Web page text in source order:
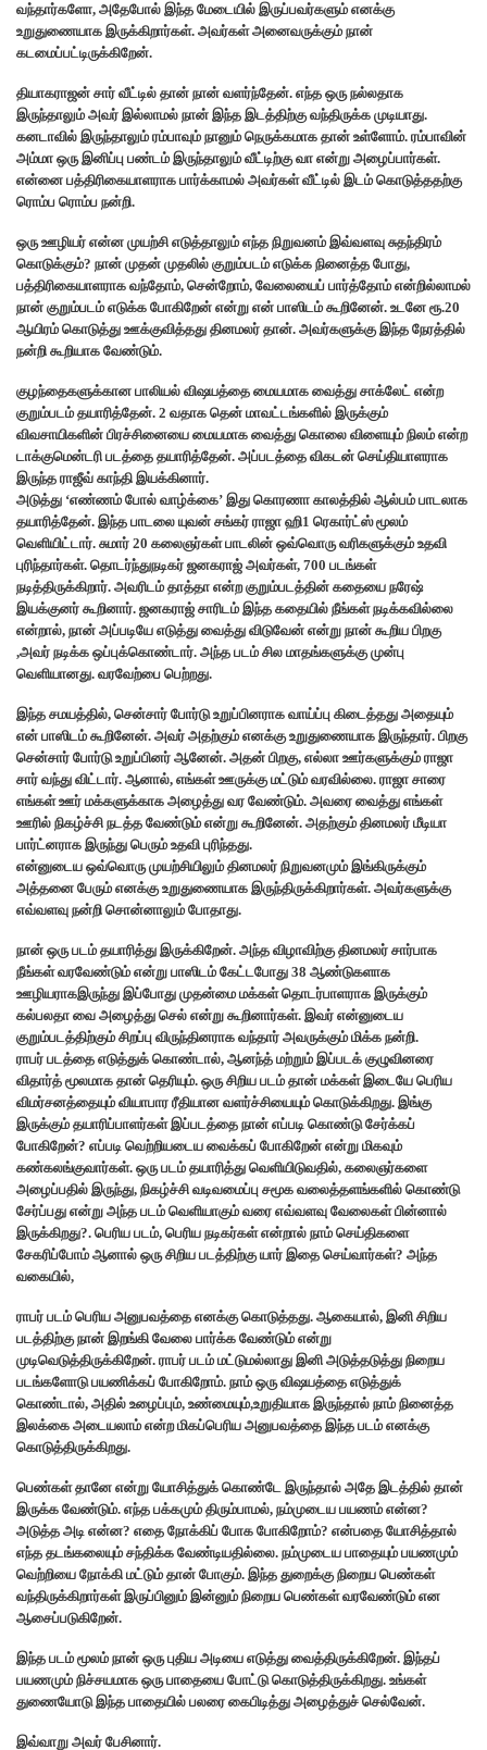
வந்தார்களோ, அதேபோல் இந்த மேடையில் இருப்பவர்களும் எனக்கு
உறுதுணையாக இருக்கிறார்கள். அவர்கள் அனைவருக்கும் நான்
கடமைப்பட்டிருக்கிறேன்.
தியாகராஜன் சார் வீட்டில் தான் நான் வளர்ந்தேன். எந்த ஒரு நல்லதாக
இருந்தாலும் அவர் இல்லாமல் நான் இந்த இடத்திற்கு வந்திருக்க முடியாது.
கனடாவில் இருந்தாலும் ரம்பாவும் நானும் நெருக்கமாக தான் உள்ளோம். ரம்பாவின்
அம்மா ஒரு இனிப்பு பண்டம் இருந்தாலும் வீட்டிற்கு வா என்று அழைப்பார்கள்.
என்னை பத்திரிகையாளராக பார்க்காமல் அவர்கள் வீட்டில் இடம் கொடுத்ததற்கு
ரொம்ப ரொம்ப நன்றி.
ஒரு ஊழியர் என்ன முயற்சி எடுத்தாலும் எந்த நிறுவனம் இவ்வளவு சுதந்திரம்
கொடுக்கும்? நான் முதன் முதலில் குறும்படம் எடுக்க நினைத்த போது,
பத்திரிகையாளராக வந்தோம், சென்றோம், வேலையைப் பார்த்தோம் என்றில்லாமல்
நான் குறும்படம் எடுக்க போகிறேன் என்று என் பாஸிடம் கூறினேன். உடனே ரூ.20
ஆயிரம் கொடுத்து ஊக்குவித்தது தினமலர் தான். அவர்களுக்கு இந்த நேரத்தில்
நன்றி கூறியாக வேண்டும்.
குழந்தைகளுக்கான பாலியல் விஷயத்தை மையமாக வைத்து சாக்லேட் என்ற
குறும்படம் தயாரித்தேன். 2 வதாக தென் மாவட்டங்களில் இருக்கும்
விவசாயிகளின் பிரச்சினையை மையமாக வைத்து கொலை விளையும் நிலம் என்ற
டாக்குமென்டரி படத்தை தயாரித்தேன். அப்படத்தை விகடன் செய்தியாளராக
இருந்த ராஜீவ் காந்தி இயக்கினார்.
அடுத்து ‘எண்ணம் போல் வாழ்க்கை’ இது கொரணா காலத்தில் ஆல்பம் பாடலாக
தயாரித்தேன். இந்த பாடலை யுவன் சங்கர் ராஜா ஹி1 ரெகார்ட்ஸ் மூலம்
வெளியிட்டார். சுமார் 20 கலைஞர்கள் பாடலின் ஒவ்வொரு வரிகளுக்கும் உதவி
புரிந்தார்கள். தொடர்ந்துநடிகர் ஜனகராஜ் அவர்கள், 700 படங்கள்
நடித்திருக்கிறார். அவரிடம் தாத்தா என்ற குறும்படத்தின் கதையை நரேஷ்
இயக்குனர் கூறினார். ஜனகராஜ் சாரிடம் இந்த கதையில் நீங்கள் நடிக்கவில்லை
என்றால், நான் அப்படியே எடுத்து வைத்து விடுவேன் என்று நான் கூறிய பிறகு
,அவர் நடிக்க ஒப்புக்கொண்டார். அந்த படம் சில மாதங்களுக்கு முன்பு
வெளியானது. வரவேற்பை பெற்றது.
இந்த சமயத்தில், சென்சார் போர்டு உறுப்பினராக வாய்ப்பு கிடைத்தது அதையும்
என் பாஸிடம் கூறினேன். அவர் அதற்கும் எனக்கு உறுதுணையாக இருந்தார். பிறகு
சென்சார் போர்டு உறுப்பினர் ஆனேன். அதன் பிறகு, எல்லா ஊர்களுக்கும் ராஜா
சார் வந்து விட்டார். ஆனால், எங்கள் ஊருக்கு மட்டும் வரவில்லை. ராஜா சாரை
எங்கள் ஊர் மக்களுக்காக அழைத்து வர வேண்டும். அவரை வைத்து எங்கள்
ஊரில் நிகழ்ச்சி நடத்த வேண்டும் என்று கூறினேன். அதற்கும் தினமலர் மீடியா
பார்ட்னராக இருந்து பெரும் உதவி புரிந்தது.
என்னுடைய ஒவ்வொரு முயற்சியிலும் தினமலர் நிறுவனமும் இங்கிருக்கும்
அத்தனை பேரும் எனக்கு உறுதுணையாக இருந்திருக்கிறார்கள். அவர்களுக்கு
எவ்வளவு நன்றி சொன்னாலும் போதாது.
நான் ஒரு படம் தயாரித்து இருக்கிறேன். அந்த விழாவிற்கு தினமலர் சார்பாக
நீங்கள் வரவேண்டும் என்று பாஸிடம் கேட்டபோது 38 ஆண்டுகளாக
ஊழியராகஇருந்து இப்போது முதன்மை மக்கள் தொடர்பாளராக இருக்கும்
கல்பலதா வை அழைத்து செல் என்று கூறினார்கள். இவர் என்னுடைய
குறும்படத்திற்கும் சிறப்பு விருந்தினராக வந்தார் அவருக்கும் மிக்க நன்றி.
ராபர் படத்தை எடுத்துக் கொண்டால், ஆனந்த் மற்றும் இப்படக் குழுவினரை
விதார்த் மூலமாக தான் தெரியும். ஒரு சிறிய படம் தான் மக்கள் இடையே பெரிய
விமர்சனத்தையும் வியாபார ரீதியான வளர்ச்சியையும் கொடுக்கிறது. இங்கு
இருக்கும் தயாரிப்பாளர்கள் இப்படத்தை நான் எப்படி கொண்டு சேர்க்கப்
போகிறேன்? எப்படி வெற்றியடைய வைக்கப் போகிறேன் என்று மிகவும்
கண்கலங்குவார்கள். ஒரு படம் தயாரித்து வெளியிடுவதில், கலைஞர்களை
அழைப்பதில் இருந்து, நிகழ்ச்சி வடிவமைப்பு சமூக வலைத்தளங்களில் கொண்டு
சேர்ப்பது என்று அந்த படம் வெளியாகும் வரை எவ்வளவு வேலைகள் பின்னால்
இருக்கிறது?. பெரிய படம், பெரிய நடிகர்கள் என்றால் நாம் செய்திகளை
சேகரிப்போம் ஆனால் ஒரு சிறிய படத்திற்கு யார் இதை செய்வார்கள்? அந்த
வகையில்,
ராபர் படம் பெரிய அனுபவத்தை எனக்கு கொடுத்தது. ஆகையால், இனி சிறிய
படத்திற்கு நான் இறங்கி வேலை பார்க்க வேண்டும் என்று
முடிவெடுத்திருக்கிறேன். ராபர் படம் மட்டுமல்லாது இனி அடுத்தடுத்து நிறைய
படங்களோடு பயணிக்கப் போகிறோம். நாம் ஒரு விஷயத்தை எடுத்துக்
கொண்டால், அதில் உழைப்பும், உண்மையும்,உறுதியாக இருந்தால் நாம் நினைத்த
இலக்கை அடையலாம் என்ற மிகப்பெரிய அனுபவத்தை இந்த படம் எனக்கு
கொடுத்திருக்கிறது.
பெண்கள் தானே என்று யோசித்துக் கொண்டே இருந்தால் அதே இடத்தில் தான்
இருக்க வேண்டும். எந்த பக்கமும் திரும்பாமல், நம்முடைய பயணம் என்ன?
அடுத்த அடி என்ன? எதை நோக்கிப் போக போகிறோம்? என்பதை யோசித்தால்
எந்த தடங்கலையும் சந்திக்க வேண்டியதில்லை. நம்முடைய பாதையும் பயணமும்
வெற்றியை நோக்கி மட்டும் தான் போகும். இந்த துறைக்கு நிறைய பெண்கள்
வந்திருக்கிறார்கள் இருப்பினும் இன்னும் நிறைய பெண்கள் வரவேண்டும் என
ஆசைப்படுகிறேன்.
இந்த படம் மூலம் நான் ஒரு புதிய அடியை எடுத்து வைத்திருக்கிறேன். இந்தப்
பயணமும் நிச்சயமாக ஒரு பாதையை போட்டு கொடுத்திருக்கிறது. உங்கள்
துணையோடு இந்த பாதையில் பலரை கைபிடித்து அழைத்துச் செல்வேன்.
இவ்வாறு அவர் பேசினார்.